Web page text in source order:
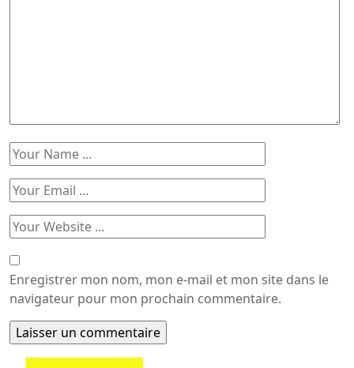
Enregistrer mon nom, mon e-mail et mon site dans le
navigateur pour mon prochain commentaire.